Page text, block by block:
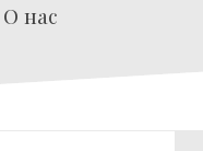
О нас